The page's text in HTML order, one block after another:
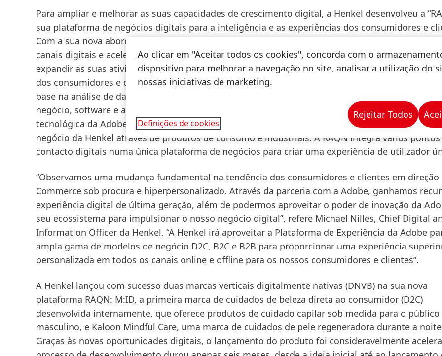
Para ampliar e melhorar as suas capacidades de crescimento digital, a Henkel desenvolveu a
sua plataforma de negócios digitais para a inteligência e as experiências dos consumidores e
Com a sua nova abordagem de mega plataforma, a Henkel pretende gerar mais vendas através
canais digitais e acelerar ainda mais as conversões e o crescimento digital. RAQN é o eixo
expandir as suas atividades de e-Commerce, ao mesmo tempo que aborda as preferências
dos consumidores e dos clientes, acelera o time-to-market e melhora o desempenho de
base na análise de dados e nas perceções. A plataforma baseia-se no conhecimento do domínio
negócio, software e as capacidades de inteligência artificial da Henkel combinadas com a
tecnológica da Adobe – adaptada para responder à procura especifica das diferentes unidades de
negócio da Henkel através de produtos de consumo e industriais. A RAQN integra vários pontos
contacto digitais numa única plataforma de negócios para criar uma experiência de utilizador
“Observamos uma mudança fundamental na tendência dos consumidores e clientes em direção
Commerce sob procura e hiperpersonalizado. Através da parceria com a Adobe, ganhamos
experiência digital de última geração, além de podermos aproveitar o poder de inovação da
seu ecossistema para impulsionar o nosso negócio digital”, refere Michael Nilles, Chief Digital
Information Officer da Henkel. “A Henkel irá aproveitar a Plataforma de Experiência da Adobe
ampla gama de modelos de negócio D2C, B2C e B2B para proporcionar uma experiência
personalizada em todos os canais online e offline para os nossos consumidores e clientes”.
A Henkel lançou com sucesso duas marcas verticais digitalmente nativas (DNVB) na sua nova
plataforma RAQN: M:ID, a primeira marca de cuidados de beleza direta ao consumidor (D2C)
desenvolvida internamente, que oferece produtos de cuidado capilar sob medida para o público
masculino, e Kaloon Mindful Care, uma marca de cuidados de pele regeneradora durante a
Graças às novas oportunidades digitais, o lançamento do produto foi consideravelmente
Ao clicar em "Aceitar todos os cookies", concorda com o
dispositivo para melhorar a navegação no site, analisar a utilização do
nossas iniciativas de marketing.
Definições de cookies
Rejeitar Todos